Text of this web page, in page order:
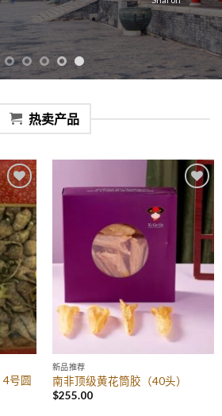
热卖产品
to
号圆
Wishlist
新品推荐
南非顶级黄花筒胶（40头）
$255.00